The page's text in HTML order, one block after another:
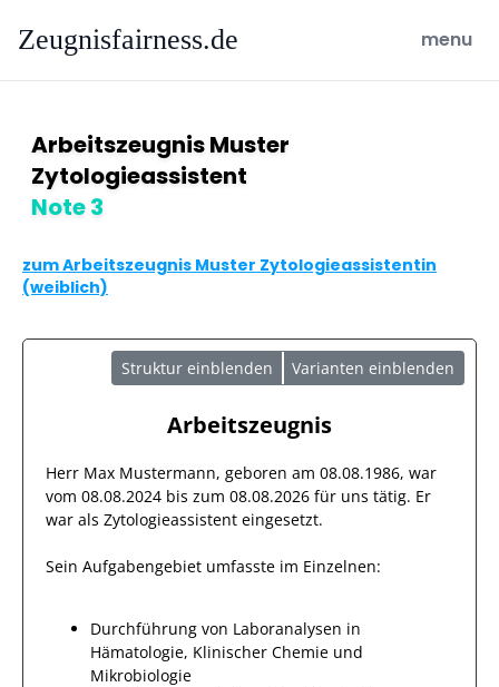
Zeugnisfairness.de open
menu
Arbeitszeugnis Muster
Zytologieassistent
Note 3
zum Arbeitszeugnis Muster Zytologieassistentin
(weiblich)
Struktur einblenden Varianten einblenden
Arbeitszeugnis
Herr Max Mustermann, geboren am 08.08.1986, war
vom 08.08.2024 bis zum 08.08.2026 für uns tätig. Er
war als Zytologieassistent eingesetzt.
Sein Aufgabengebiet umfasste im Einzelnen:
Durchführung von Laboranalysen in
Hämatologie, Klinischer Chemie und
Mikrobiologie